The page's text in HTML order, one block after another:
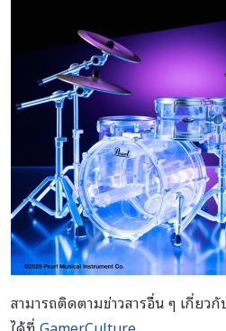
สามารถติดตามข่าวสารอื่น ๆ เกี่ยวกั